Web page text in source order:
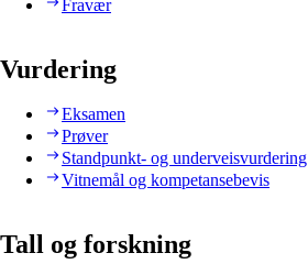
Fravær
Vurdering
Eksamen
Prøver
Standpunkt- og underveisvurdering
Vitnemål og kompetansebevis
Tall og forskning